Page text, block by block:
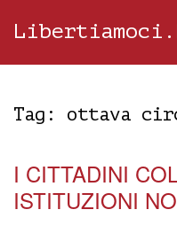
Tag: ottava
I CITTADINI
ISTITUZIONI NO